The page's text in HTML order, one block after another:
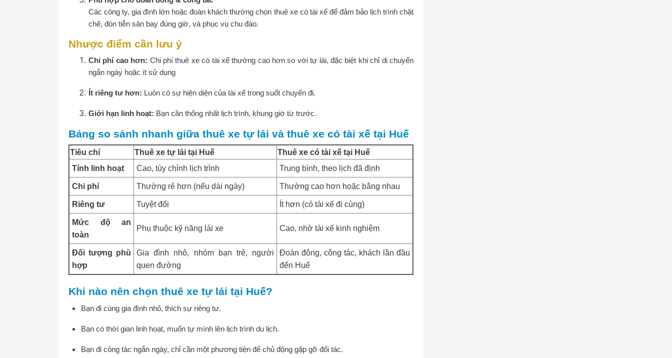
Các công ty, gia đình lớn hoặc đoàn khách thường chọn thuê xe có tài xế để đảm bảo lịch trình chặt
chẽ, đón tiễn sân bay đúng giờ, và phục vụ chu đáo.
Nhược điểm cần lưu ý
Chi phí cao hơn: Chi phí thuê xe có tài xế thường cao hơn so với tự lái, đặc biệt khi chỉ di chuyển
ngắn ngày hoặc ít sử dụng
Ít riêng tư hơn: Luôn có sự hiện diện của tài xế trong suốt chuyến đi.
Giới hạn linh hoạt: Bạn cần thống nhất lịch trình, khung giờ từ trước.
Bảng so sánh nhanh giữa thuê xe tự lái và thuê xe có tài xế tại Huế
Tiêu chí Thuê xe tự lái tại Huế
Thuê xe có tài xế tại Huế
Tính linh hoạt
Cao, tùy chỉnh lịch trình Trung bình, theo lịch đã định
Chi phí Thường rẻ hơn (nếu dài ngày) Thường cao hơn hoặc bằng nhau
Riêng tư Tuyệt đối Ít hơn (có tài xế đi cùng)
Mức độ an
toàn
Phụ thuộc kỹ năng lái xe Cao, nhờ tài xế kinh nghiệm
Đối tượng phù
hợp
Gia đình nhỏ, nhóm bạn trẻ, người
quen đường
Đoàn đông, công tác, khách lần đầu
đến Huế
Khi nào nên chọn thuê xe tự lái tại Huế?
Bạn đi cùng gia đình nhỏ, thích sự riêng tư.
Bạn có thời gian linh hoạt, muốn tự mình lên lịch trình du lịch.
Bạn đi công tác ngắn ngày, chỉ cần một phương tiện để chủ động gặp gỡ đối tác.